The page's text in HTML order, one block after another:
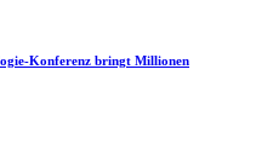
Konferenz bringt Millionen